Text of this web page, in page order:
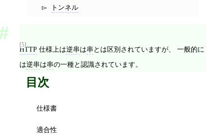
トンネル
[5]
HTTP 仕様上は逆串は串とは区別されていますが、 一般的に
は逆串は串の一種と認識されています。
目次
仕様書
適合性